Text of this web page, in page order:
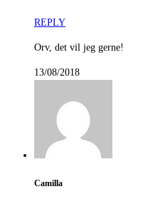
REPLY
Orv, det vil jeg gerne!
13/08/2018
Camilla